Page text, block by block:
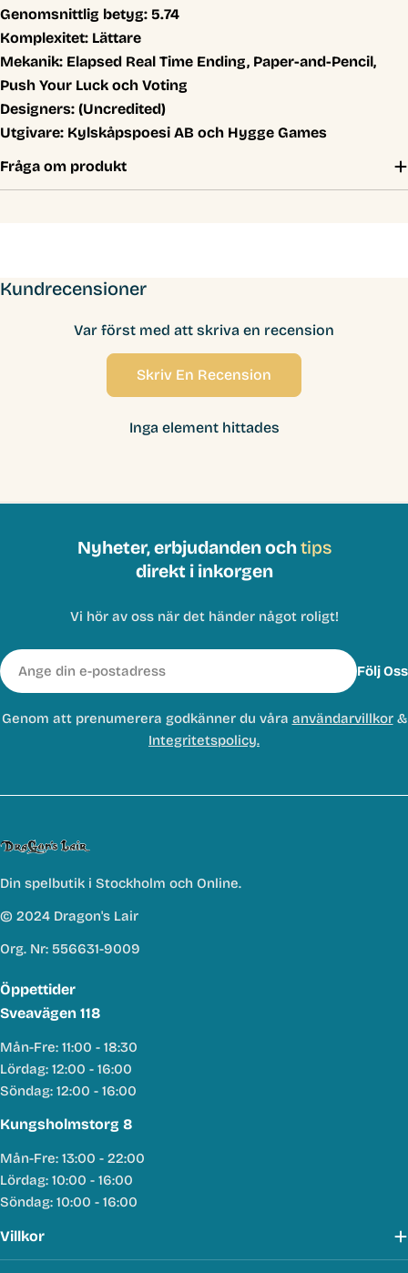
Genomsnittlig betyg: 5.74
Komplexitet: Lättare
Mekanik: Elapsed Real Time Ending, Paper-and-Pencil,
Push Your Luck och Voting
Designers: (Uncredited)
Utgivare: Kylskåpspoesi AB och Hygge Games
Fråga om produkt
Kundrecensioner
Var först med att skriva en recension
Skriv En Recension
Inga element hittades
Nyheter, erbjudanden ochtips
direkt i inkorgen
Vi hör av oss när det händer något roligt!
E-
post
Följ Oss
Genom att prenumerera godkänner du våra användarvillkor&
Integritetspolicy.
Din spelbutik i Stockholm och Online.
© 2024 Dragon's Lair
Org. Nr: 556631-9009
Öppettider
Sveavägen 118
Mån-Fre: 11:00 - 18:30
Lördag: 12:00 - 16:00
Söndag: 12:00 - 16:00
Kungsholmstorg 8
Mån-Fre: 13:00 - 22:00
Lördag: 10:00 - 16:00
Söndag: 10:00 - 16:00
Villkor